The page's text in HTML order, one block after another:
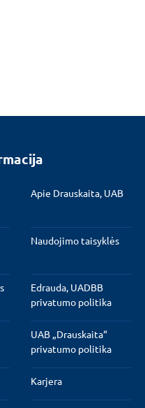
Apie Drauskaita, UAB
Naudojimo taisyklės
Edrauda, UADBB
privatumo politika
UAB „Drauskaita“
privatumo politika
Karjera